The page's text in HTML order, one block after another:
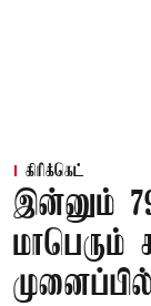
கிரிக்கெட்
இன்னும்
மாபெரும்